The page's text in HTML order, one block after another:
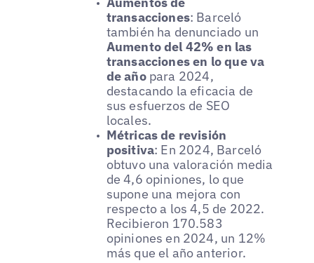
transacciones: Barceló
también ha denunciado un
Aumento del 42% en las
transacciones en lo que va
de añopara 2024,
destacando la eficacia de
sus esfuerzos de SEO
locales.
Métricas de revisión
positiva: En 2024, Barceló
obtuvo una valoración media
de 4,6 opiniones, lo que
supone una mejora con
respecto a los 4,5 de 2022.
Recibieron 170.583
opiniones en 2024, un 12%
más que el año anterior.